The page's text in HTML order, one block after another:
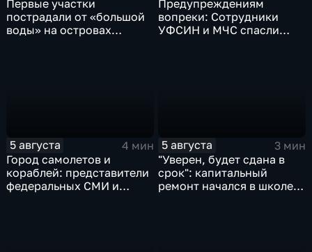
Первые участки
пострадали от «большой
воды» на островах
Предупреждениям
вопреки: Сотрудники
УФСИН и МЧС спасли
5 августа
4 мин
Город самолетов и
кораблей: представители
федеральных СМИ и
5 августа
3 мин
"Уверен, будет сдана в
срок": капитальный
ремонт начался в школе